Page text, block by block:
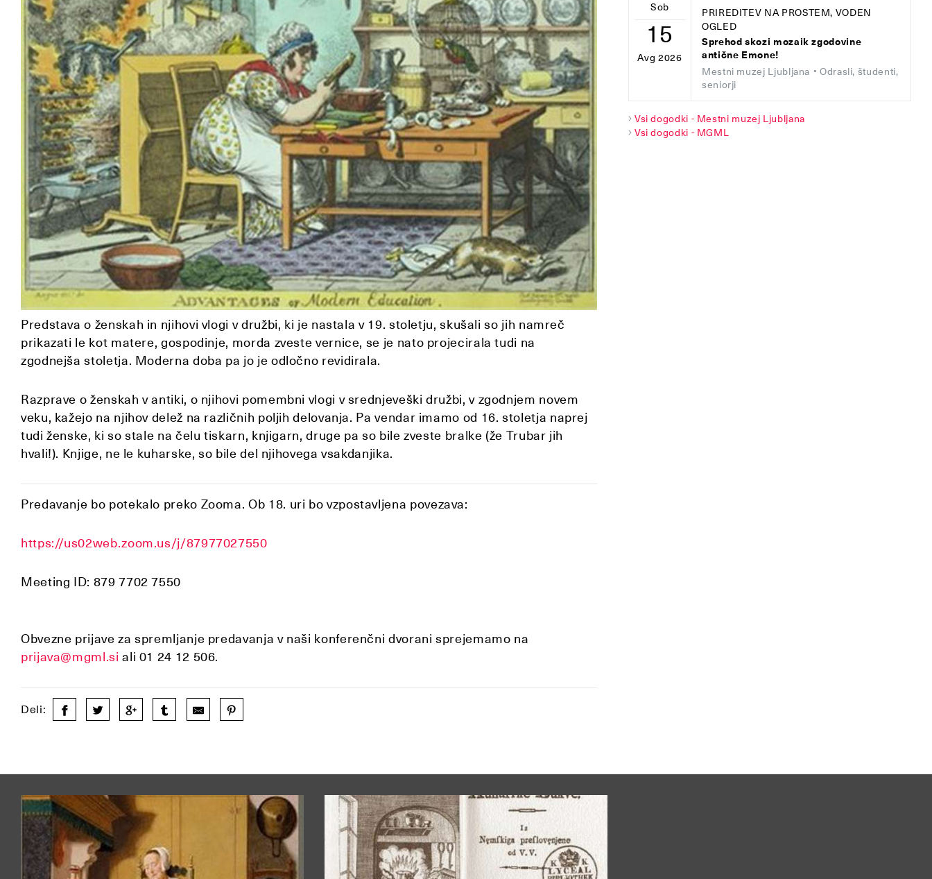
Predstava o ženskah in njihovi vlogi v družbi, ki je nastala v 19. stoletju, skušali so jih namreč
prikazati le kot matere, gospodinje, morda zveste vernice, se je nato projecirala tudi na
zgodnejša stoletja. Moderna doba pa jo je odločno revidirala.
Razprave o ženskah v antiki, o njihovi pomembni vlogi v srednjeveški družbi, v zgodnjem novem
veku, kažejo na njihov delež na različnih poljih delovanja. Pa vendar imamo od 16. stoletja naprej
tudi ženske, ki so stale na čelu tiskarn, knjigarn, druge pa so bile zveste bralke (že Trubar jih
hvali!). Knjige, ne le kuharske, so bile del njihovega vsakdanjika.
Predavanje bo potekalo preko Zooma. Ob 18. uri bo vzpostavljena povezava:
https://us02web.zoom.us/j/87977027550
Meeting ID: 879 7702 7550
Obvezne prijave za spremljanje predavanja v naši konferenčni dvorani sprejemamo na
prijava@mgml.si ali 01 24 12 506.
Deli:
Sob
15
Avg 2026
PRIREDITEV NA PROSTEM, VODEN
OGLED
Sprehod skozi mozaik zgodovine
antične Emone!
Mestni muzej Ljubljana • Odrasli, študenti,
seniorji
Vsi dogodki - Mestni muzej Ljubljana
Vsi dogodki - MGML